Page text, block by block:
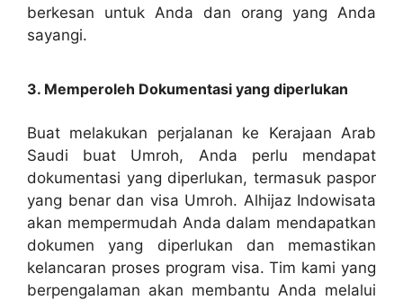
berkesan untuk Anda dan orang yang Anda
sayangi.
3. Memperoleh Dokumentasi yang diperlukan
Buat melakukan perjalanan ke Kerajaan Arab
Saudi buat Umroh, Anda perlu mendapat
dokumentasi yang diperlukan, termasuk paspor
yang benar dan visa Umroh. Alhijaz Indowisata
akan mempermudah Anda dalam mendapatkan
dokumen yang diperlukan dan memastikan
kelancaran proses program visa. Tim kami yang
berpengalaman akan membantu Anda melalui